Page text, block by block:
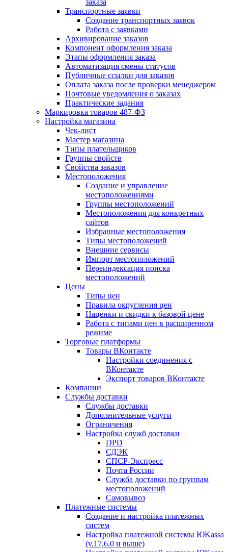
заказа
Транспортные заявки
Создание транспортных заявок
Работа с заявками
Архивирование заказов
Компонент оформления заказа
Этапы оформления заказа
Автоматизация смены статусов
Публичные ссылки для заказов
Оплата заказа после проверки менеджером
Почтовые уведомления о заказах
Практические задания
Маркировка товаров 487-ФЗ
Настройка магазина
Чек-лист
Мастер магазина
Типы плательщиков
Группы свойств
Свойства заказов
Местоположения
Создание и управление
местоположениями
Группы местоположений
Местоположения для конкретных
сайтов
Избранные местоположения
Типы местоположений
Внешние сервисы
Импорт местоположений
Переиндексация поиска
местоположений
Цены
Типы цен
Правила округления цен
Наценки и скидки к базовой цене
Работа с типами цен в расширенном
режиме
Торговые платформы
Товары ВКонтакте
Настройки соединения с
ВКонтакте
Экспорт товаров ВКонтакте
Компании
Службы доставки
Службы доставки
Дополнительные услуги
Ограничения
Настройка служб доставки
DPD
СДЭК
СПСР-Экспресс
Почта России
Служба доставки по группам
местоположений
Самовывоз
Платежные системы
Создание и настройка платежных
систем
Настройка платежной системы ЮKassa
(v.17.6.0 и выше)